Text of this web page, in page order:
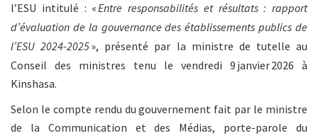
l’ESU intitulé : «Entre responsabilités et résultats : rapport
d’évaluation de la gouvernance des établissements publics de
l’ESU 2024-2025», présenté par la ministre de tutelle au
Conseil des ministres tenu le vendredi 9 janvier 2026 à
Kinshasa.
Selon le compte rendu du gouvernement fait par le ministre
de la Communication et des Médias, porte-parole du